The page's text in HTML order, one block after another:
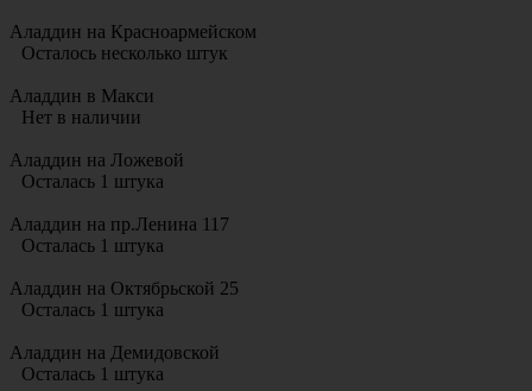
Аладдин на Красноармейском
Осталось несколько штук
Аладдин в Макси
Нет в наличии
Аладдин на Ложевой
Осталась 1 штука
Аладдин на пр.Ленина 117
Осталась 1 штука
Аладдин на Октябрьской 25
Осталась 1 штука
Аладдин на Демидовской
Осталась 1 штука